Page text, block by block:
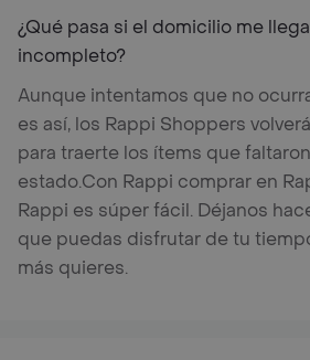
¿Qué pasa si el domicilio me
incompleto?
Aunque intentamos que no
es así, los Rappi Shoppers
para traerte los ítems que
estado.Con Rappi comprar en
Rappi es súper fácil. Déjanos
que puedas disfrutar de tu
más quieres.